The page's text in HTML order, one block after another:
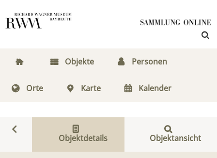
Objekte Personen
Orte Karte Kalender
Objektdetails Objektansicht